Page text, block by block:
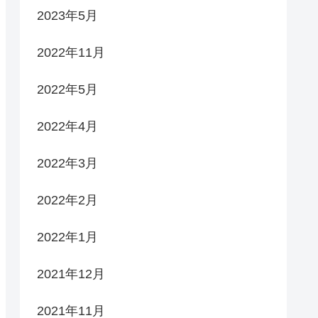
2023年5月
2022年11月
2022年5月
2022年4月
2022年3月
2022年2月
2022年1月
2021年12月
2021年11月